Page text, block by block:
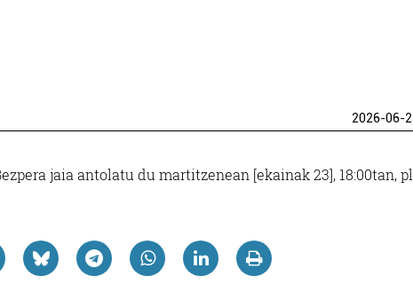
2026-06-
jaia antolatu du martitzenean [ekainak 23], 18:00tan,